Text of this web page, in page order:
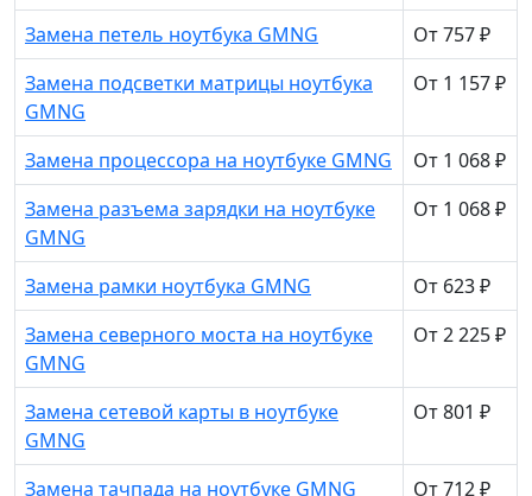
Замена петель ноутбука GMNG
От 757 ₽
Замена подсветки матрицы ноутбука
GMNG
От 1 157 ₽
Замена процессора на ноутбуке GMNG
От 1 068 ₽
Замена разъема зарядки на ноутбуке
GMNG
От 1 068 ₽
Замена рамки ноутбука GMNG
От 623 ₽
Замена северного моста на ноутбуке
GMNG
От 2 225 ₽
Замена сетевой карты в ноутбуке
GMNG
От 801 ₽
Замена тачпада на ноутбуке GMNG
От 712 ₽